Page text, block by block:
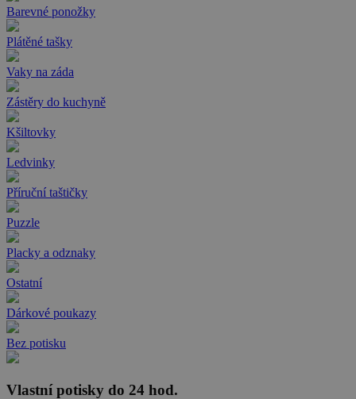
Barevné ponožky
Plátěné tašky
Vaky na záda
Zástěry do kuchyně
Kšiltovky
Ledvinky
Příruční taštičky
Puzzle
Placky a odznaky
Ostatní
Dárkové poukazy
Bez potisku
Vlastní potisky do 24 hod.